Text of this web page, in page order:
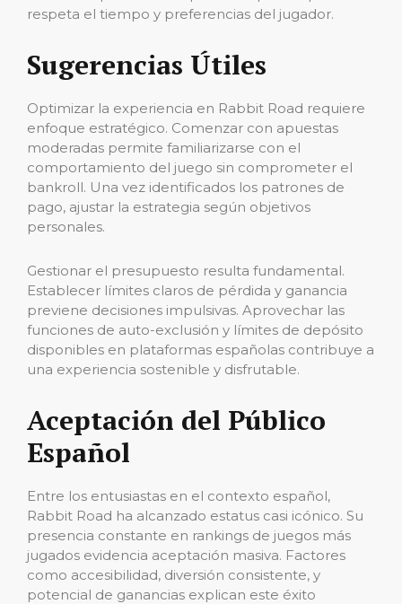
respeta el tiempo y preferencias del jugador.
Sugerencias Útiles
Optimizar la experiencia en Rabbit Road requiere
enfoque estratégico. Comenzar con apuestas
moderadas permite familiarizarse con el
comportamiento del juego sin comprometer el
bankroll. Una vez identificados los patrones de
pago, ajustar la estrategia según objetivos
personales.
Gestionar el presupuesto resulta fundamental.
Establecer límites claros de pérdida y ganancia
previene decisiones impulsivas. Aprovechar las
funciones de auto-exclusión y límites de depósito
disponibles en plataformas españolas contribuye a
una experiencia sostenible y disfrutable.
Aceptación del Público
Español
Entre los entusiastas en el contexto español,
Rabbit Road ha alcanzado estatus casi icónico. Su
presencia constante en rankings de juegos más
jugados evidencia aceptación masiva. Factores
como accesibilidad, diversión consistente, y
potencial de ganancias explican este éxito